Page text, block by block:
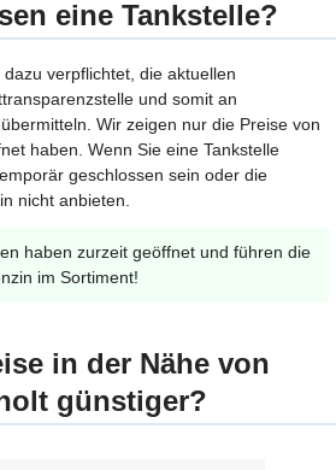
eine Tankstelle?
verpflichtet, die aktuellen
und somit an
Wir zeigen nur die Preise von
haben. Wenn Sie eine Tankstelle
geschlossen sein oder die
nicht anbieten.
haben zurzeit geöffnet und führen die
im Sortiment!
in der Nähe von
günstiger?